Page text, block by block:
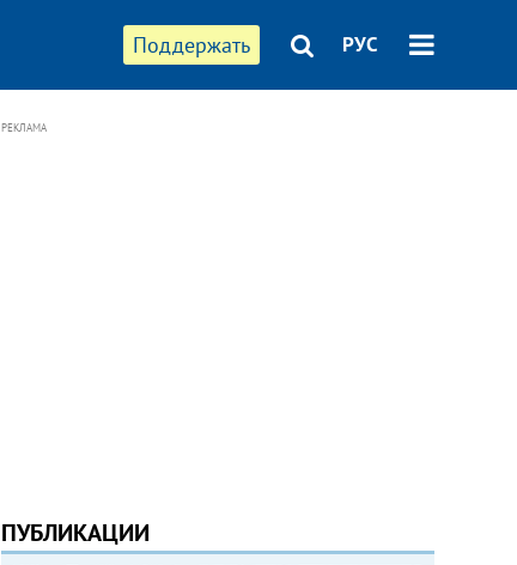
Поддержать РУС
РЕКЛАМА
ПУБЛИКАЦИИ